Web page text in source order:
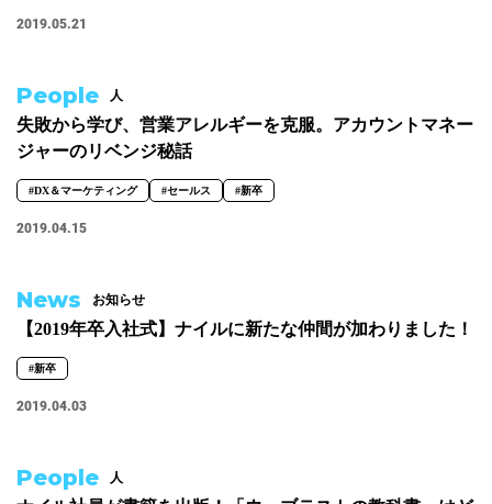
2019.05.21
People 人
失敗から学び、営業アレルギーを克服。アカウントマネー
ジャーのリベンジ秘話
#DX＆マーケティング #セールス #新卒
2019.04.15
News お知らせ
【2019年卒入社式】ナイルに新たな仲間が加わりました！
#新卒
2019.04.03
People 人